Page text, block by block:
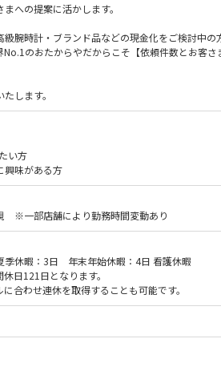
への提案に活かします。
腕時計・ブランド品などの現金化をご検討中の
のおたからやだからこそ【依頼件数とお客
します。
い方
興味がある方
※一部店舗により勤務時間変動あり
季休暇：3日 年末年始休暇：4日 看護休暇
日121日となります。
合わせ連休を取得することも可能です。